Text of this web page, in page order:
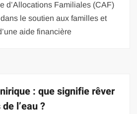
d’Allocations Familiales (CAF)
le soutien aux familles et
aide financière
: que signifie rêver
l’eau ?